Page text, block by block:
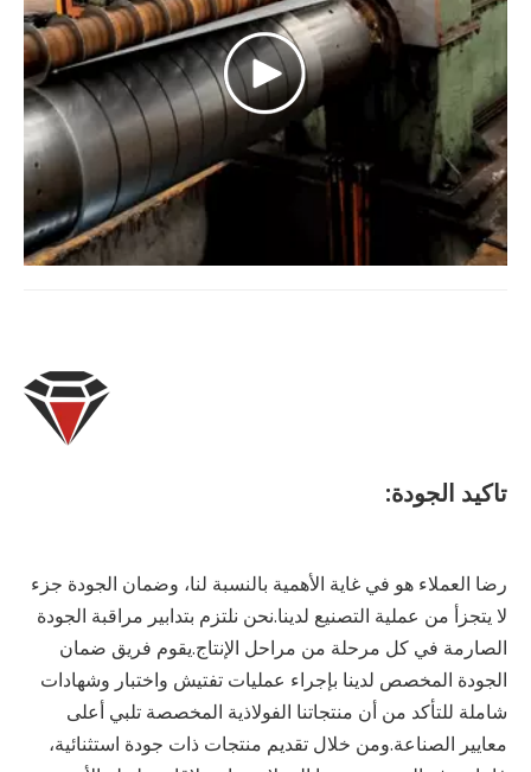
تاكيد الجودة:
رضا العملاء هو في غاية الأهمية بالنسبة لنا، وضمان الجودة جزء
لا يتجزأ من عملية التصنيع لدينا.نحن نلتزم بتدابير مراقبة الجودة
الصارمة في كل مرحلة من مراحل الإنتاج.يقوم فريق ضمان
الجودة المخصص لدينا بإجراء عمليات تفتيش واختبار وشهادات
شاملة للتأكد من أن منتجاتنا الفولاذية المخصصة تلبي أعلى
معايير الصناعة.ومن خلال تقديم منتجات ذات جودة استثنائية،